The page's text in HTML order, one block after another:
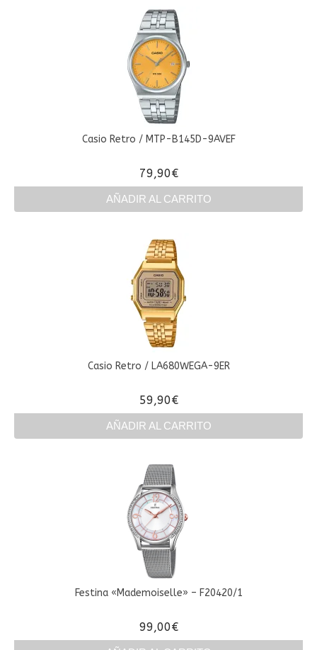
Casio Retro / MTP-B145D-9AVEF
79,90€
AÑADIR AL CARRITO
Casio Retro / LA680WEGA-9ER
59,90€
AÑADIR AL CARRITO
Festina «Mademoiselle» – F20420/1
99,00€